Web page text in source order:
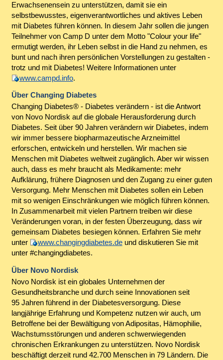
Erwachsenensein zu unterstützen, damit sie ein
selbstbewusstes, eigenverantwortliches und aktives Leben
mit Diabetes führen können. In diesem Jahr sollen die jungen
Teilnehmer von Camp D unter dem Motto "Colour your life"
ermutigt werden, ihr Leben selbst in die Hand zu nehmen, es
bunt und nach ihren persönlichen Vorstellungen zu gestalten -
trotz und mit Diabetes! Weitere Informationen unter
www.campd.info.
Über Changing Diabetes
Changing Diabetes® - Diabetes verändern - ist die Antwort
von Novo Nordisk auf die globale Herausforderung durch
Diabetes. Seit über 90 Jahren verändern wir Diabetes, indem
wir immer bessere biopharmazeutische Arzneimittel
erforschen, entwickeln und herstellen. Wir machen sie
Menschen mit Diabetes weltweit zugänglich. Aber wir wissen
auch, dass es mehr braucht als Medikamente: mehr
Aufklärung, frühere Diagnosen und den Zugang zu einer guten
Versorgung. Mehr Menschen mit Diabetes sollen ein Leben
mit so wenigen Einschränkungen wie möglich führen können.
In Zusammenarbeit mit vielen Partnern treiben wir diese
Veränderungen voran, in der festen Überzeugung, dass wir
gemeinsam Diabetes besiegen können. Erfahren Sie mehr
unter
www.changingdiabetes.deund diskutieren Sie mit
unter #changingdiabetes.
Über Novo Nordisk
Novo Nordisk ist ein globales Unternehmen der
Gesundheitsbranche und durch seine Innovationen seit
95 Jahren führend in der Diabetesversorgung. Diese
langjährige Erfahrung und Kompetenz nutzen wir auch, um
Betroffene bei der Bewältigung von Adipositas, Hämophilie,
Wachstumsstörungen und anderen schwerwiegenden
chronischen Erkrankungen zu unterstützen. Novo Nordisk
beschäftigt derzeit rund 42.700 Menschen in 79 Ländern. Die